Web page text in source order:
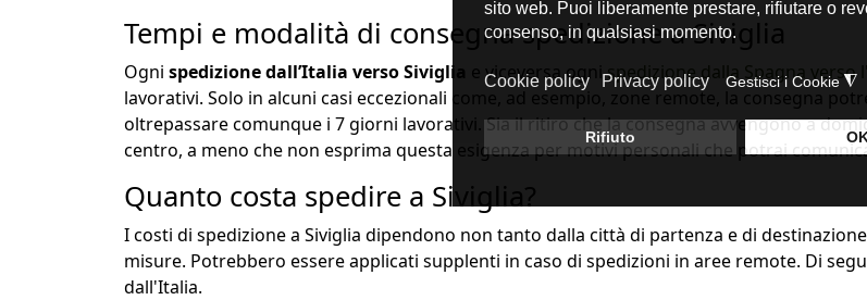
Tempi e modalità di consegna spedizione a Siviglia
Ogni spedizione dall’Italia verso Siviglia e viceversa ognispedizione dalla Spagna verso
lavorativi. Solo in alcuni casi eccezionali come, ad esempio, zone remote, la consegna
oltrepassare comunque i 7 giorni lavorativi. Sia il ritiro che la consegna avvengono a
centro, a meno che non esprima questa esigenza per motivi personali che potrai
Quanto costa spedire a Siviglia?
I costi di spedizione a Siviglia dipendono non tanto dalla città di partenza e di
misure. Potrebbero essere applicati supplenti in caso di spedizioni in aree remote. Di
dall'Italia.